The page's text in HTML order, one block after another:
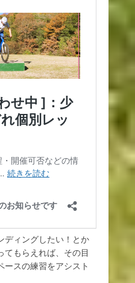
ディングしたい！とか
てもらえれば、その目
ースの練習をアシスト